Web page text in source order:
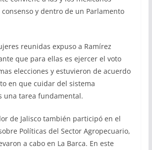
y dentro de un Parlamento
reunidas expuso a Ramírez
que para ellas es ejercer el voto
elecciones y estuvieron de acuerdo
en que cuidar del sistema
una tarea fundamental.
de Jalisco también participó en el
Políticas del Sector Agropecuario,
a cabo en La Barca. En este